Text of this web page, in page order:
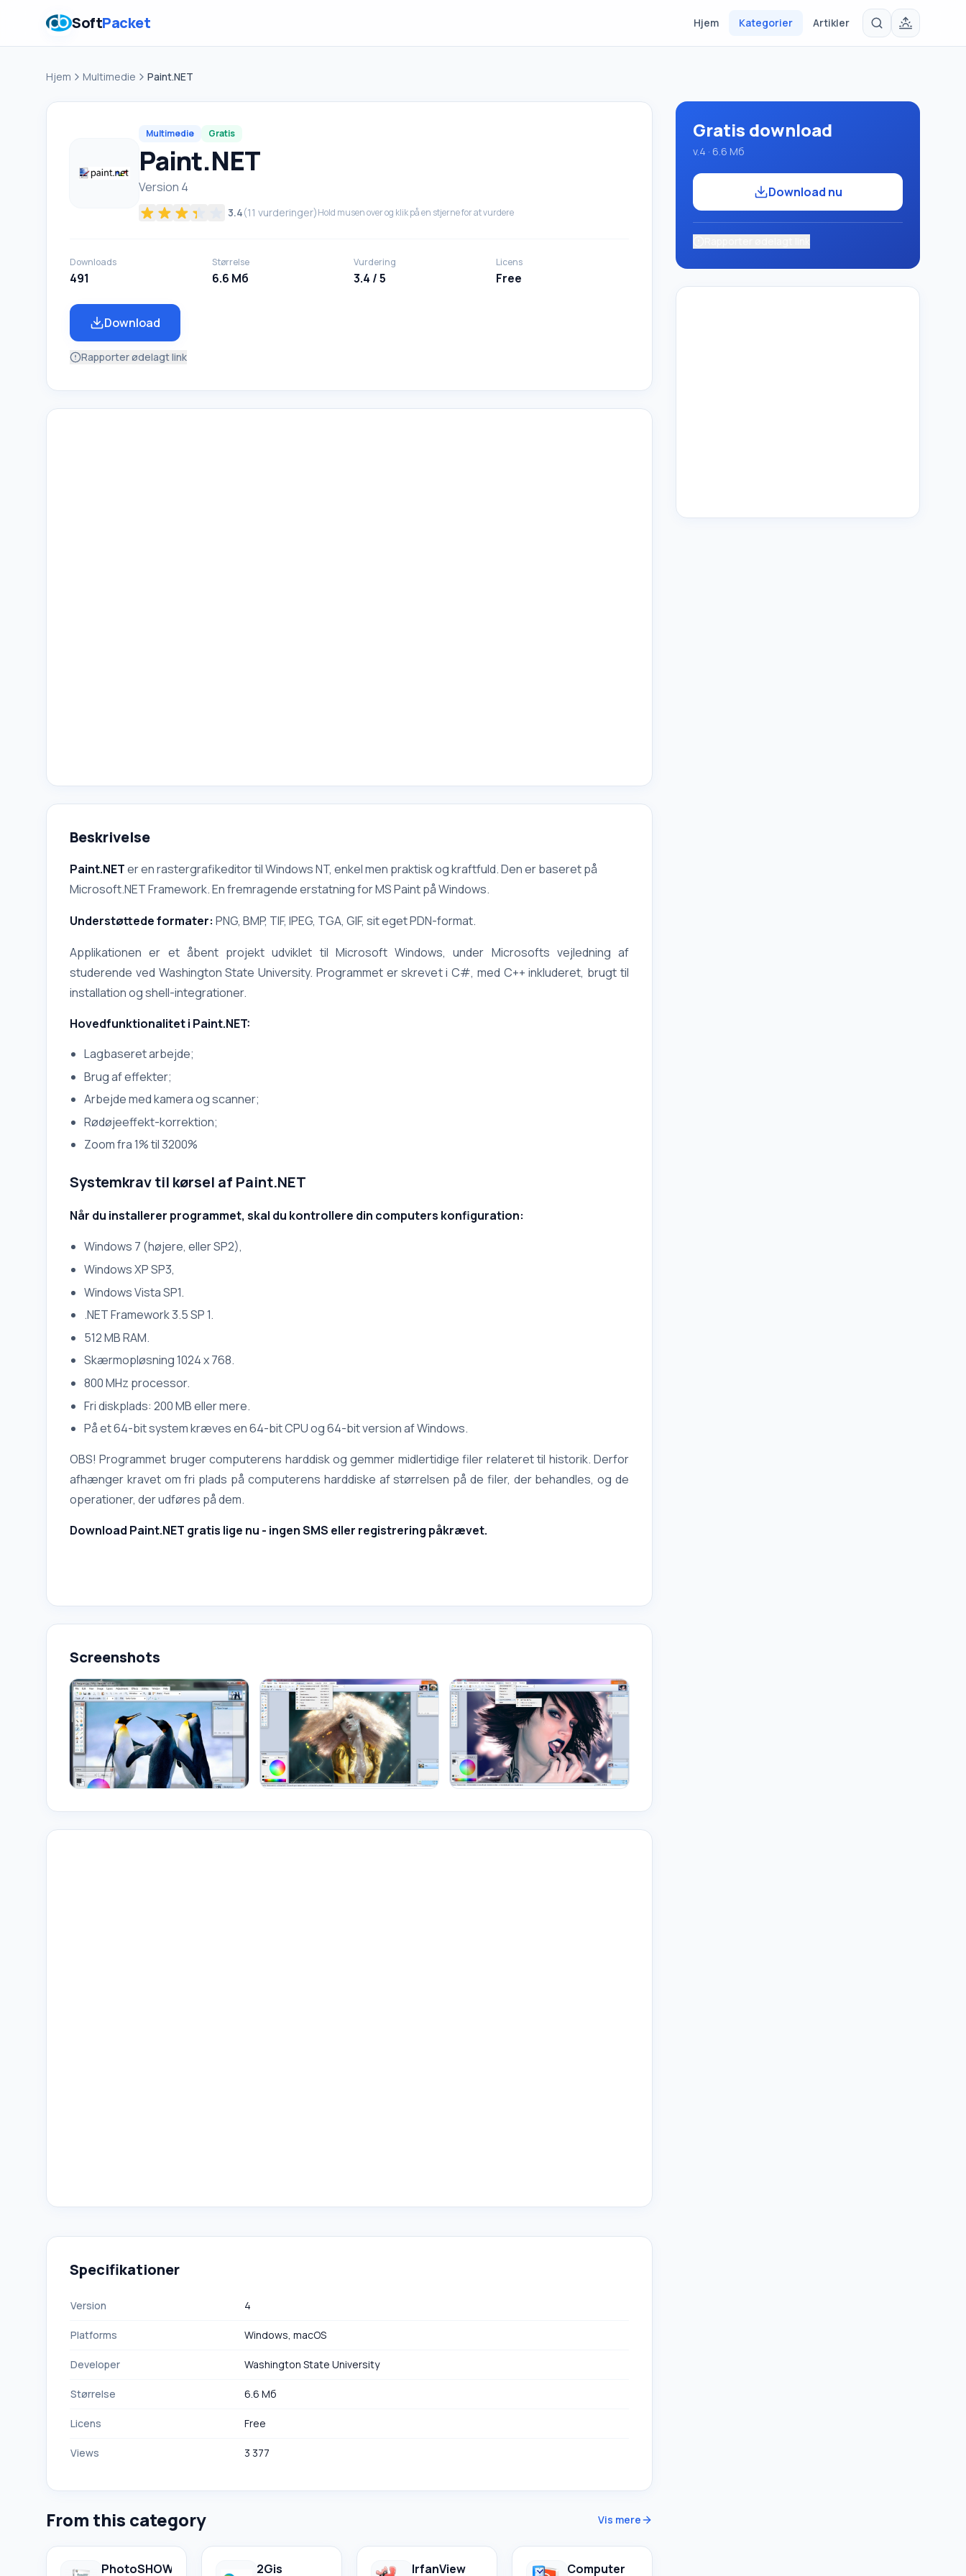
SoftPacket Hjem Kategorier Artikler
Hjem Multimedie Paint.NET
Multimedie Gratis
Paint.NET
Version 4
3.4(11 vurderinger)Hold musen over og klik på en stjerne for at vurdere
Downloads
491
Størrelse
6.6 Мб
Vurdering
3.4 / 5
Licens
Free
Download
Rapporter ødelagt link
Beskrivelse
Paint.NETer en rastergrafikeditor til Windows NT, enkel men praktisk og kraftfuld. Den er baseret på
Microsoft.NET Framework. En fremragende erstatning for MS Paint på Windows.
Understøttede formater: PNG, BMP, TIF, IPEG, TGA, GIF, sit eget PDN-format.
Applikationen er et åbent projekt udviklet til Microsoft Windows, under Microsofts vejledning af
studerende ved Washington State University. Programmet er skrevet i C#, med C++ inkluderet, brugt til
installation og shell-integrationer.
Hovedfunktionalitet i Paint.NET:
Lagbaseret arbejde;
Brug af effekter;
Arbejde med kamera og scanner;
Rødøjeeffekt-korrektion;
Zoom fra 1% til 3200%
Systemkrav til kørsel af Paint.NET
Når du installerer programmet, skal du kontrollere din computers konfiguration:
Windows 7 (højere, eller SP2),
Windows XP SP3,
Windows Vista SP1.
.NET Framework 3.5 SP 1.
512 MB RAM.
Skærmopløsning 1024 x 768.
800 MHz processor.
Fri diskplads: 200 MB eller mere.
På et 64-bit system kræves en 64-bit CPU og 64-bit version af Windows.
OBS! Programmet bruger computerens harddisk og gemmer midlertidige filer relateret til historik. Derfor
afhænger kravet om fri plads på computerens harddiske af størrelsen på de filer, der behandles, og de
operationer, der udføres på dem.
Download Paint.NET gratis lige nu - ingen SMS eller registrering påkrævet.
Screenshots
Specifikationer
Version 4
Platforms Windows, macOS
Developer Washington State University
Størrelse 6.6 Мб
Licens Free
Views 3 377
From this category Vis mere
PhotoSHOW 2Gis IrfanView Computer
Gratis download
v.4 · 6.6 Мб
Download nu